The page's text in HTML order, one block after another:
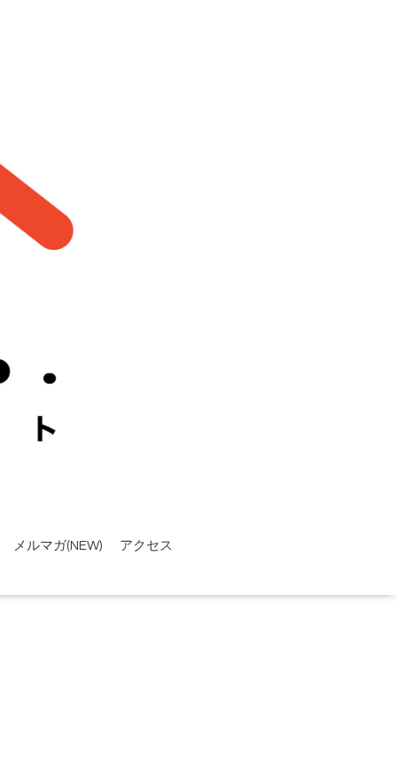
メルマガ(NEW) アクセス